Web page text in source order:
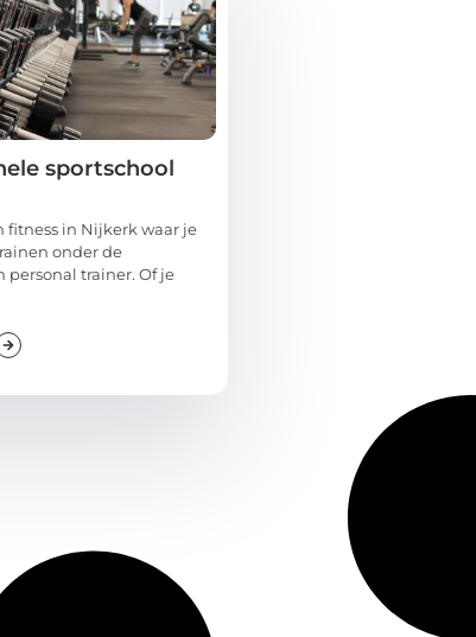
sportschool
fitness in Nijkerk waar je
onder de
personal trainer. Of je